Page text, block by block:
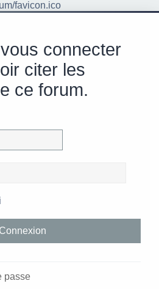
favicon.ico
connecter
citer les
ce forum.
passe